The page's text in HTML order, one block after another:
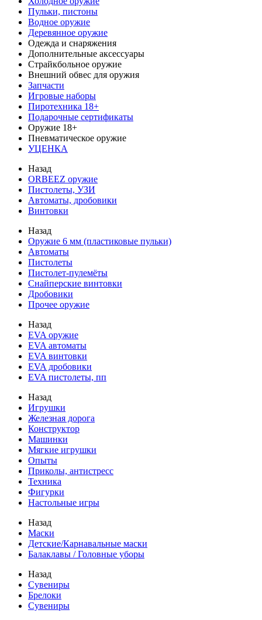
Пульки, пистоны
Водное оружие
Деревянное оружие
Одежда и снаряжения
Дополнительные аксессуары
Страйкбольное оружие
Внешний обвес для оружия
Запчасти
Игровые наборы
Пиротехника 18+
Подарочные сертификаты
Оружие 18+
Пневматическое оружие
УЦЕНКА
Назад
ORBEEZ оружие
Пистолеты, УЗИ
Автоматы, дробовики
Винтовки
Назад
Оружие 6 мм (пластиковые пульки)
Автоматы
Пистолеты
Пистолет-пулемёты
Снайперские винтовки
Дробовики
Прочее оружие
Назад
EVA оружие
EVA автоматы
EVA винтовки
EVA дробовики
EVA пистолеты, пп
Назад
Игрушки
Железная дорога
Конструктор
Машинки
Мягкие игрушки
Опыты
Приколы, антистресс
Техника
Фигурки
Настольные игры
Назад
Маски
Детские/Карнавальные маски
Балаклавы / Головные уборы
Назад
Сувениры
Брелоки
Сувениры